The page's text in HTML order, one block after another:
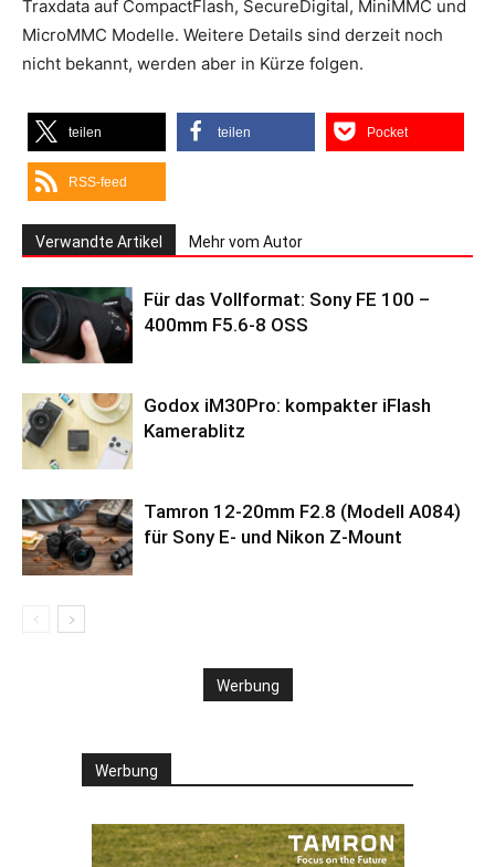
Traxdata auf CompactFlash, SecureDigital, MiniMMC und
MicroMMC Modelle. Weitere Details sind derzeit noch
nicht bekannt, werden aber in Kürze folgen.
teilen teilen Pocket
RSS-feed
Verwandte Artikel Mehr vom Autor
Für das Vollformat: Sony FE 100 –
400mm F5.6-8 OSS
Godox iM30Pro: kompakter iFlash
Kamerablitz
Tamron 12-20mm F2.8 (Modell A084)
für Sony E- und Nikon Z-Mount
Werbung
Werbung